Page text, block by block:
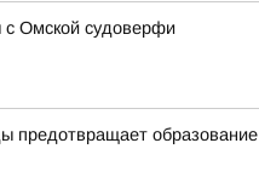
с Омской судоверфи
предотвращает образование